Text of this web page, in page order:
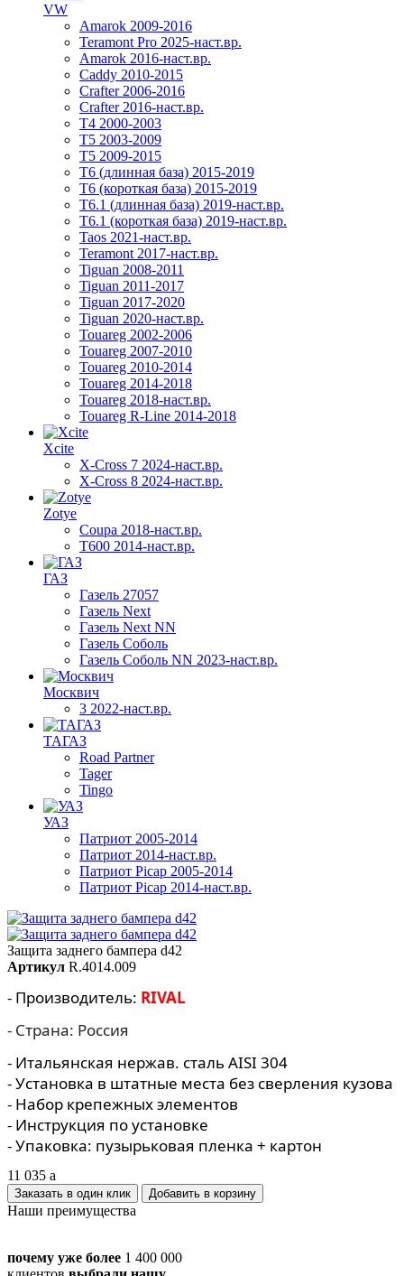
VW
Amarok 2009-2016
Teramont Pro 2025-наст.вр.
Amarok 2016-наст.вр.
Caddy 2010-2015
Crafter 2006-2016
Crafter 2016-наст.вр.
T4 2000-2003
T5 2003-2009
T5 2009-2015
T6 (длинная база) 2015-2019
Т6 (короткая база) 2015-2019
T6.1 (длинная база) 2019-наст.вр.
T6.1 (короткая база) 2019-наст.вр.
Taos 2021-наст.вр.
Teramont 2017-наст.вр.
Tiguan 2008-2011
Tiguan 2011-2017
Tiguan 2017-2020
Tiguan 2020-наст.вр.
Touareg 2002-2006
Touareg 2007-2010
Touareg 2010-2014
Touareg 2014-2018
Touareg 2018-наст.вр.
Touareg R-Line 2014-2018
Xcite
X-Cross 7 2024-наст.вр.
X-Cross 8 2024-наст.вр.
Zotye
Coupa 2018-наст.вр.
T600 2014-наст.вр.
ГАЗ
Газель 27057
Газель Next
Газель Next NN
Газель Соболь
Газель Соболь NN 2023-наст.вр.
Москвич
3 2022-наст.вр.
ТАГАЗ
Road Partner
Tager
Tingo
УАЗ
Патриот 2005-2014
Патриот 2014-наст.вр.
Патриот Picap 2005-2014
Патриот Picap 2014-наст.вр.
Защита заднего бампера d42
Артикул R.4014.009
- Производитель: RIVAL
- Страна: Россия
- Итальянская нержав. сталь AISI 304
- Установка в штатные места без сверления кузова
- Набор крепежных элементов
- Инструкция по установке
- Упаковка: пузырьковая пленка + картон
11 035 a
Заказать в один клик
Наши преимущества
почему уже более 1 400 000